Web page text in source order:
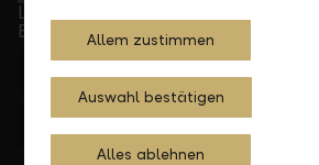
bis 17.30 Uhr
+423 236 88 11
Allem zustimmen
Auswahl bestätigen
Alles ablehnen